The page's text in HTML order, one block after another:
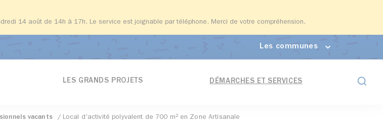
14 août de 14h à 17h. Le service est joignable par téléphone. Merci de votre compréhension.
Les communes
LES GRANDS PROJETS DÉMARCHES ET SERVICES
vacants Local d'activité polyvalent de 700 m² en Zone Artisanale